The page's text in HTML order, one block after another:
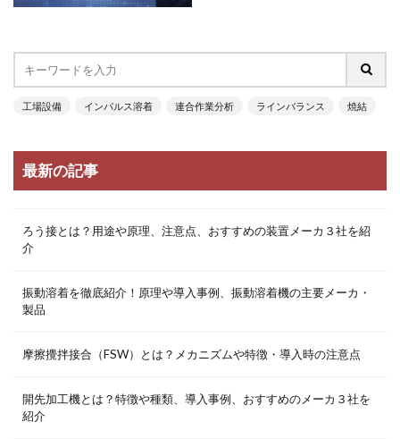
工場設備 インパルス溶着 連合作業分析 ラインバランス 焼結
最新の記事
ろう接とは？用途や原理、注意点、おすすめの装置メーカ３社を紹
介
振動溶着を徹底紹介！原理や導入事例、振動溶着機の主要メーカ・
製品
摩擦攪拌接合（FSW）とは？メカニズムや特徴・導入時の注意点
開先加工機とは？特徴や種類、導入事例、おすすめのメーカ３社を
紹介